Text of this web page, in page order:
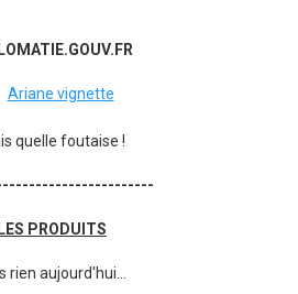
quelle foutaise !
LES PRODUITS
rien aujourd'hui...